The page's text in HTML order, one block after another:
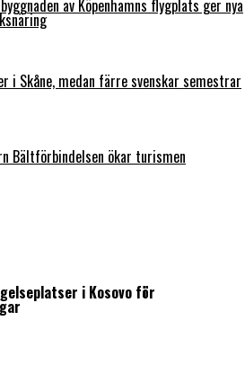
av Köpenhamns flygplats ger nya
i Skåne, medan färre svenskar semestrar
Bältförbindelsen ökar turismen
i Kosovo för